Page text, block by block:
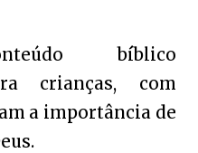
bíblico
crianças, com
a importância de